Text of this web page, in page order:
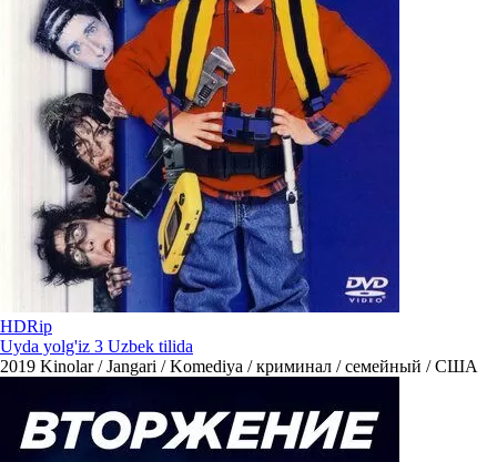
HDRip
Uyda yolg'iz 3 Uzbek tilida
2019 Kinolar / Jangari / Komediya / криминал / семейный / США